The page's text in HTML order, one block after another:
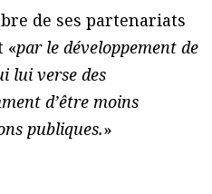
de ses partenariats
«par le développement de
lui verse des
d’être moins
publiques.»